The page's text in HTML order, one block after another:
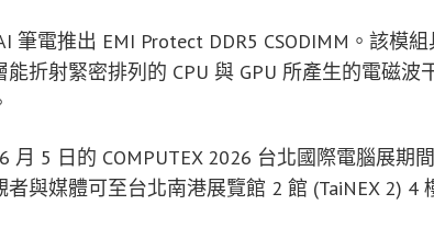
筆電推出 EMI Protect DDR5 CSODIMM。該模
折射緊密排列的 CPU 與 GPU 所產生的電磁波
月 5 日的 COMPUTEX 2026 台北國際電腦展期
與媒體可至台北南港展覽館 2 館 (TaiNEX 2) 4